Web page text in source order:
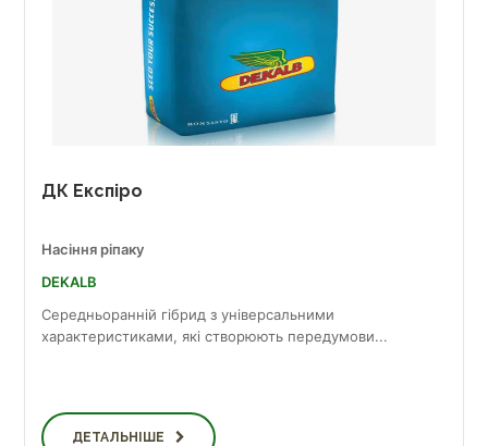
ДК Експіро
Насіння ріпаку
DEKALB
Середньоранній гібрид з універсальними
характеристиками, які створюють передумови...
ДЕТАЛЬНІШЕ